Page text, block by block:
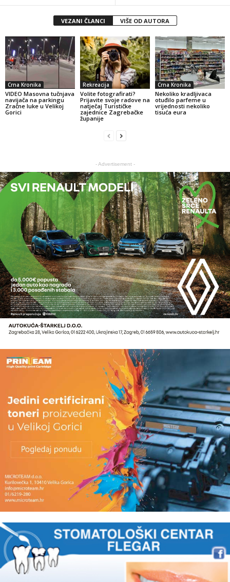
VEZANI ČLANCI VIŠE OD AUTORA
Crna Kronika
VIDEO Masovna tučnjava
navijača na parkingu
Zračne luke u Velikoj
Gorici
Rekreacija
Volite fotografirati?
Prijavite svoje radove na
natječaj Turističke
zajednice Zagrebačke
županije
Crna Kronika
Nekoliko kradljivaca
otuđilo parfeme u
vrijednosti nekoliko
tisuća eura
- Advertisement -